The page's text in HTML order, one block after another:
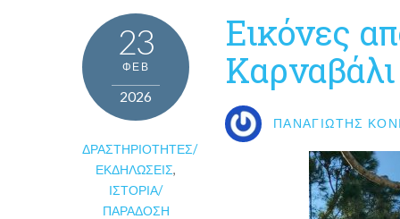
23
ΦΕΒ
2026
ΔΡΑΣΤΗΡΙΌΤΗΤΕΣ/
ΕΚΔΗΛΏΣΕΙΣ,
ΙΣΤΟΡΊΑ/
ΠΑΡΆΔΟΣΗ
Εικόνες
Καρναβάλι
ΠΑΝΑΓΙΏΤΗΣ